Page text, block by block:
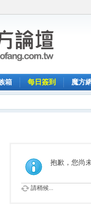
箱 每日簽到 魔方
抱歉，您尚
請稍候...